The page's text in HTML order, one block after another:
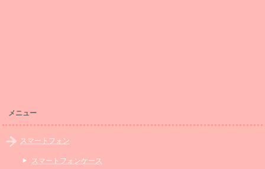
メニュー
スマートフォン
スマートフォンケース